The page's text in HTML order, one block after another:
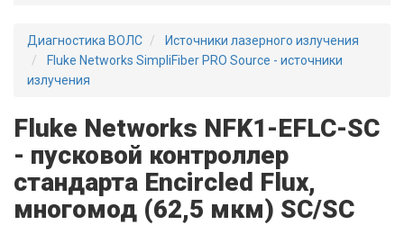
Диагностика ВОЛС
Источники лазерного излучения
Fluke Networks SimpliFiber PRO Source - источники
излучения
Fluke Networks NFK1-EFLC-SC
- пусковой контроллер
стандарта Encircled Flux,
многомод (62,5 мкм) SC/SC